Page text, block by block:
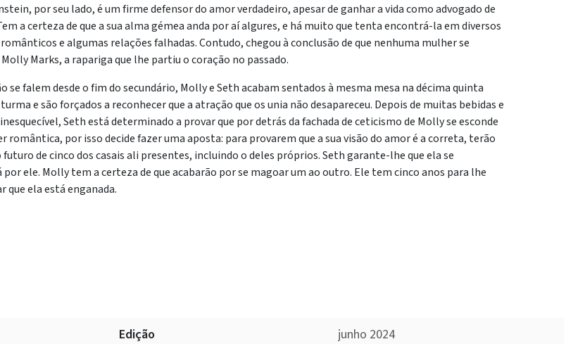
por seu lado, é um firme defensor do amor verdadeiro, apesar de ganhar a vida como advogado de
a certeza de que a sua alma gémea anda por aí algures, e há muito que tenta encontrá-la em diversos
e algumas relações falhadas. Contudo, chegou à conclusão de que nenhuma mulher se
Marks, a rapariga que lhe partiu o coração no passado.
se falem desde o fim do secundário, Molly e Seth acabam sentados à mesma mesa na décima quinta
e são forçados a reconhecer que a atração que os unia não desapareceu. Depois de muitas bebidas e
Seth está determinado a provar que por detrás da fachada de ceticismo de Molly se esconde
romântica, por isso decide fazer uma aposta: para provarem que a sua visão do amor é a correta, terão
futuro de cinco dos casais ali presentes, incluindo o deles próprios. Seth garante-lhe que ela se
por ele. Molly tem a certeza de que acabarão por se magoar um ao outro. Ele tem cinco anos para lhe
que ela está enganada.
Edição
junho 2024